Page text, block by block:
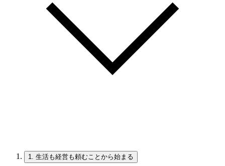
1. 生活も経営も頼むことから始まる